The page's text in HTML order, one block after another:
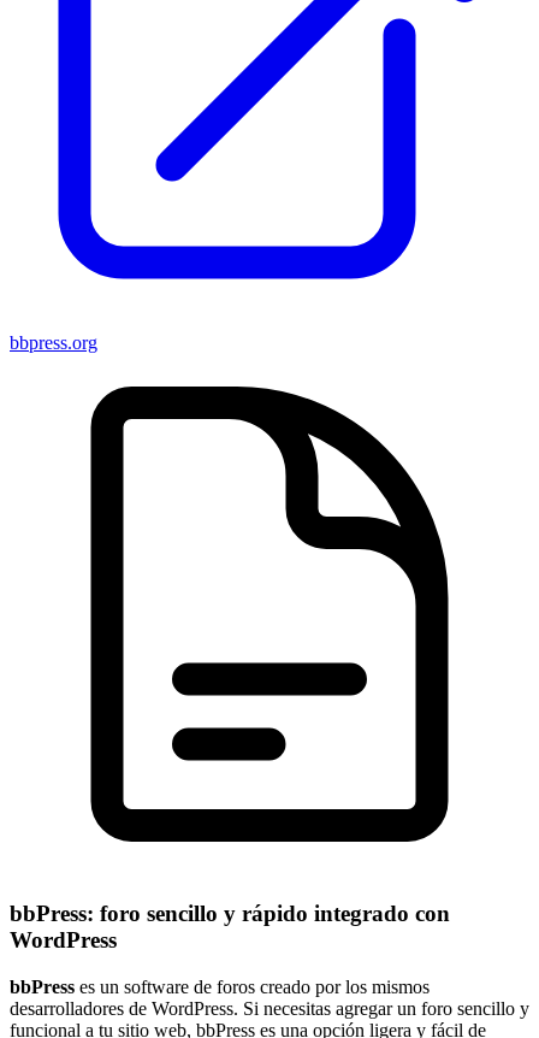
bbpress.org
bbPress: foro sencillo y rápido integrado con
WordPress
bbPress es un software de foros creado por los mismos
desarrolladores de WordPress. Si necesitas agregar un foro sencillo y
funcional a tu sitio web, bbPress es una opción ligera y fácil de